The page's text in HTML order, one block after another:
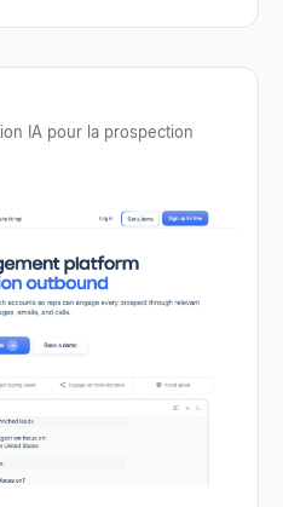
IA pour la prospection